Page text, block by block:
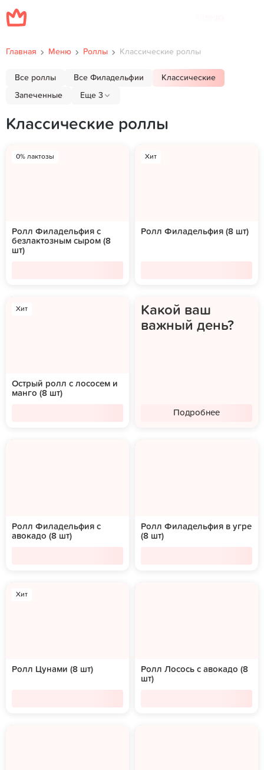
Главная Меню Роллы Классические роллы
Все роллы Все Филадельфии Классические
Запеченные Еще 3
Классические роллы
0% лактозы
Ролл Филадельфия с
безлактозным сыром (8
шт)
Хит
Ролл Филадельфия (8 шт)
Хит
Острый ролл с лососем и
манго (8 шт)
Какой ваш
важный день?
Подробнее
Ролл Филадельфия с
авокадо (8 шт)
Ролл Филадельфия в угре
(8 шт)
Хит
Ролл Цунами (8 шт)
Ролл Лосось с авокадо (8
шт)